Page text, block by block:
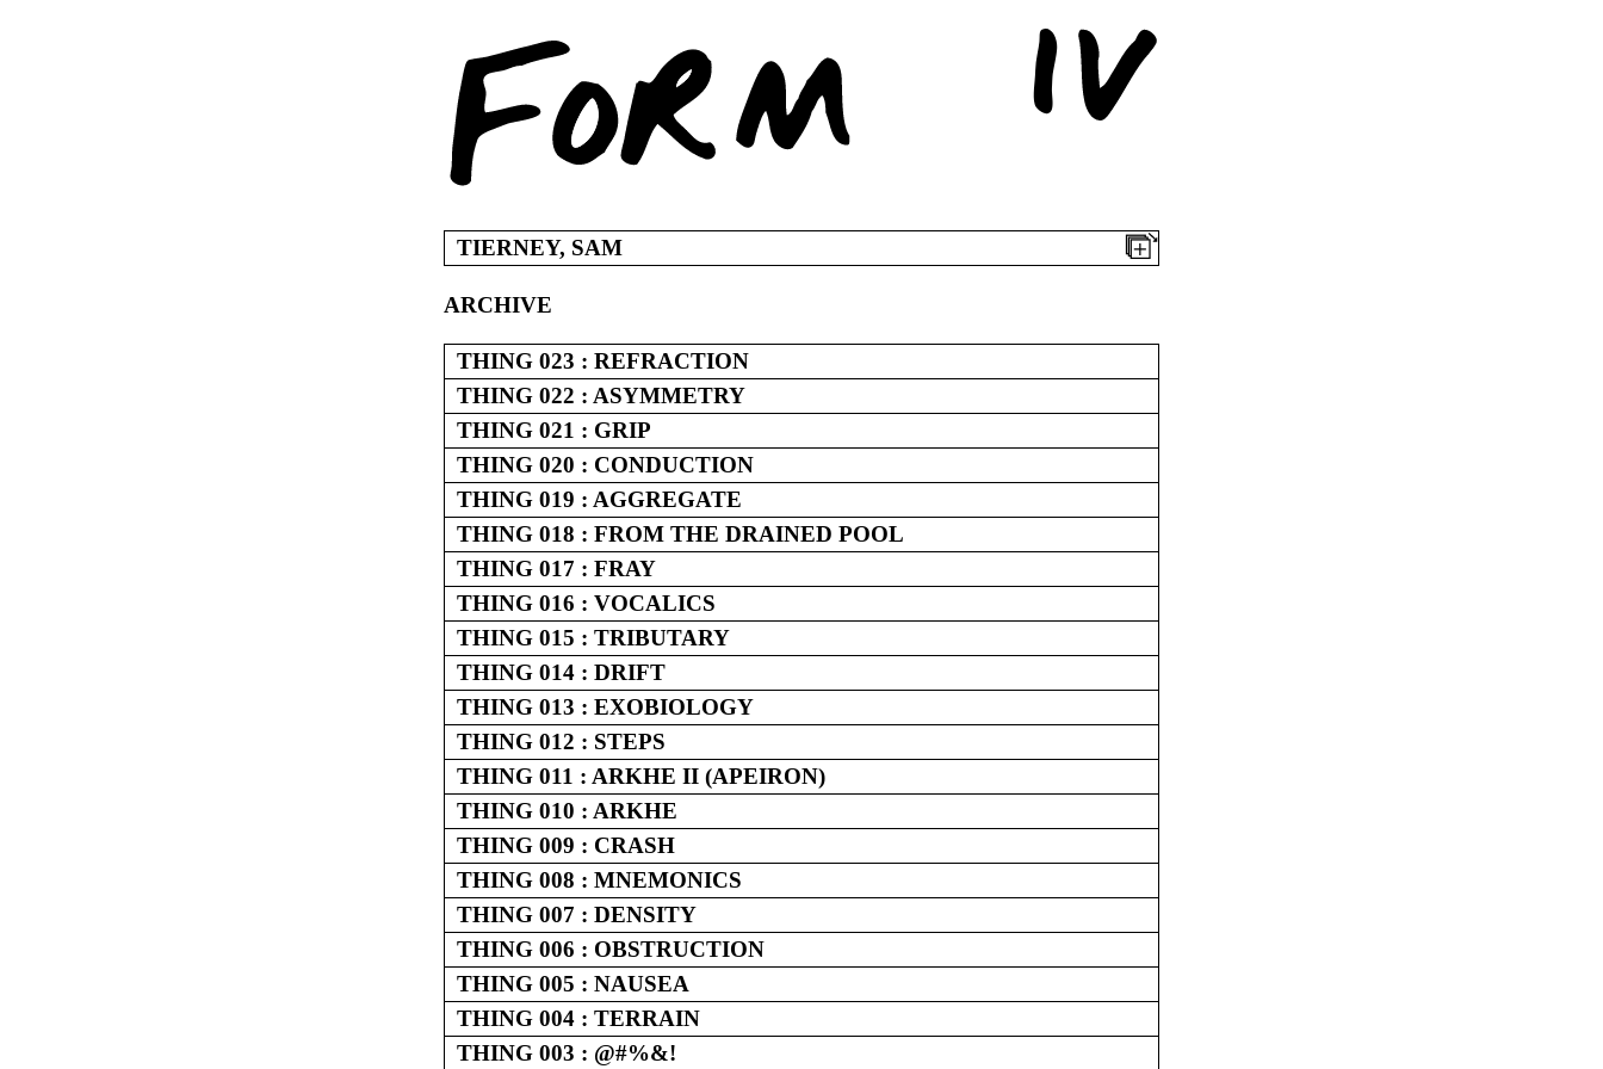
content
TIERNEY, SAM
ARCHIVE
THING 023 : REFRACTION
THING 022 : ASYMMETRY
THING 021 : GRIP
THING 020 : CONDUCTION
THING 019 : AGGREGATE
THING 018 : FROM THE DRAINED POOL
THING 017 : FRAY
THING 016 : VOCALICS
THING 015 : TRIBUTARY
THING 014 : DRIFT
THING 013 : EXOBIOLOGY
THING 012 : STEPS
THING 011 : ARKHE II (APEIRON)
THING 010 : ARKHE
THING 009 : CRASH
THING 008 : MNEMONICS
THING 007 : DENSITY
THING 006 : OBSTRUCTION
THING 005 : NAUSEA
THING 004 : TERRAIN
THING 003 : @#%&!